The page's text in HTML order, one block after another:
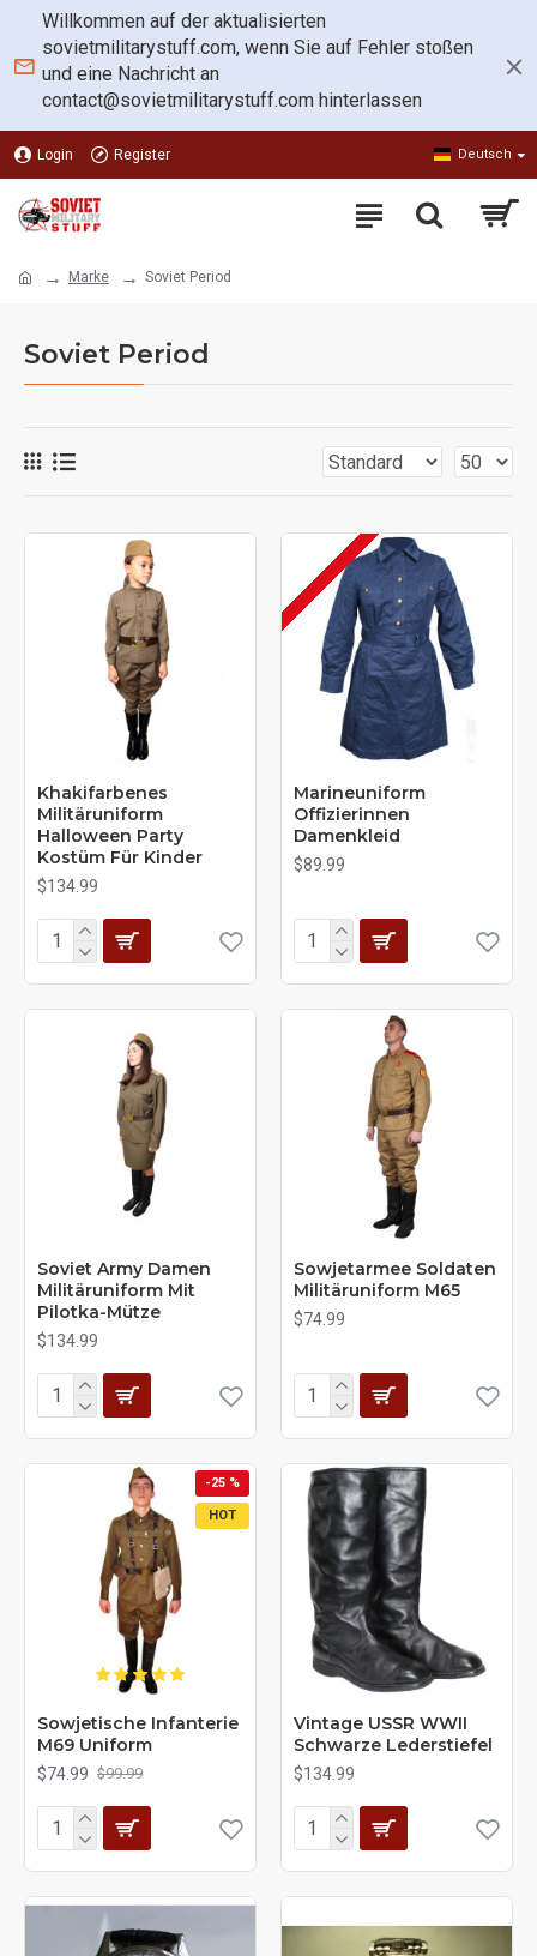
Willkommen auf der aktualisierten
sovietmilitarystuff.com, wenn Sie auf Fehler stoßen
und eine Nachricht an
contact@sovietmilitarystuff.com hinterlassen
Login Register Deutsch
Marke Soviet Period
Soviet Period
Khakifarbenes
Militäruniform
Halloween Party
Kostüm Für Kinder
$134.99
Marineuniform
Offizierinnen
Damenkleid
$89.99
Soviet Army Damen
Militäruniform Mit
Pilotka-Mütze
$134.99
Sowjetarmee Soldaten
Militäruniform M65
$74.99
HOT
-25 %
Sowjetische Infanterie
M69 Uniform
$74.99 $99.99
Vintage USSR WWII
Schwarze Lederstiefel
$134.99